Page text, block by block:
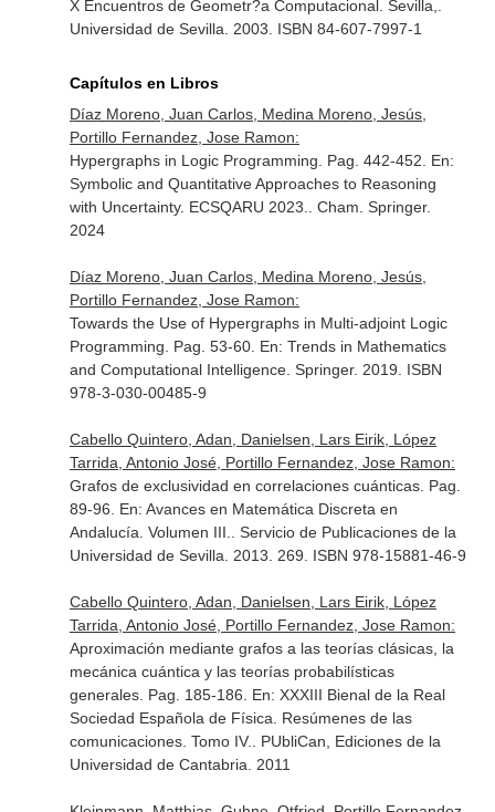
X Encuentros de Geometr?a Computacional. Sevilla,.
Universidad de Sevilla. 2003. ISBN 84-607-7997-1
Capítulos en Libros
Díaz Moreno, Juan Carlos, Medina Moreno, Jesús,
Portillo Fernandez, Jose Ramon:
Hypergraphs in Logic Programming. Pag. 442-452. En:
Symbolic and Quantitative Approaches to Reasoning
with Uncertainty. ECSQARU 2023.
. Cham. Springer.
2024
Díaz Moreno, Juan Carlos, Medina Moreno, Jesús,
Portillo Fernandez, Jose Ramon:
Towards the Use of Hypergraphs in Multi-adjoint Logic
Programming. Pag. 53-60. En: Trends in Mathematics
and Computational Intelligence. Springer. 2019. ISBN
978-3-030-00485-9
Cabello Quintero, Adan, Danielsen, Lars Eirik, López
Tarrida, Antonio José, Portillo Fernandez, Jose Ramon:
Grafos de exclusividad en correlaciones cuánticas. Pag.
89-96. En: Avances en Matemática Discreta en
Andalucía. Volumen III.
. Servicio de Publicaciones de la
Universidad de Sevilla. 2013. 269. ISBN 978-15881-46-9
Cabello Quintero, Adan, Danielsen, Lars Eirik, López
Tarrida, Antonio José, Portillo Fernandez, Jose Ramon:
Aproximación mediante grafos a las teorías clásicas, la
mecánica cuántica y las teorías probabilísticas
generales. Pag. 185-186. En: XXXIII Bienal de la Real
Sociedad Española de Física. Resúmenes de las
comunicaciones. Tomo IV.
. PUbliCan, Ediciones de la
Universidad de Cantabria. 2011